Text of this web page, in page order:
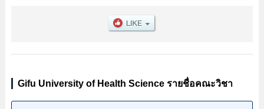
Gifu University of Health Science รายชื่อคณะวิชา